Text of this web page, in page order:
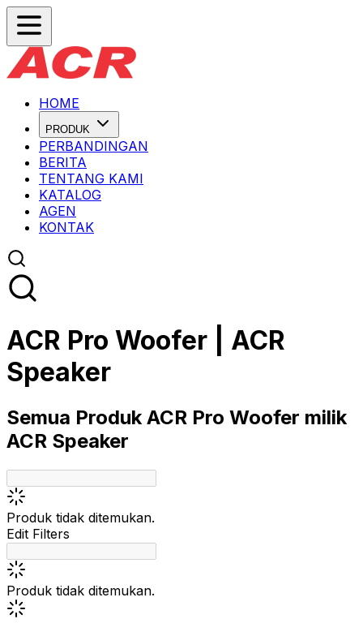
HOME
PRODUK
PERBANDINGAN
BERITA
TENTANG KAMI
KATALOG
AGEN
KONTAK
ACR Pro Woofer | ACR
Speaker
Semua Produk ACR Pro Woofer milik
ACR Speaker
Produk tidak ditemukan.
Edit Filters
Produk tidak ditemukan.